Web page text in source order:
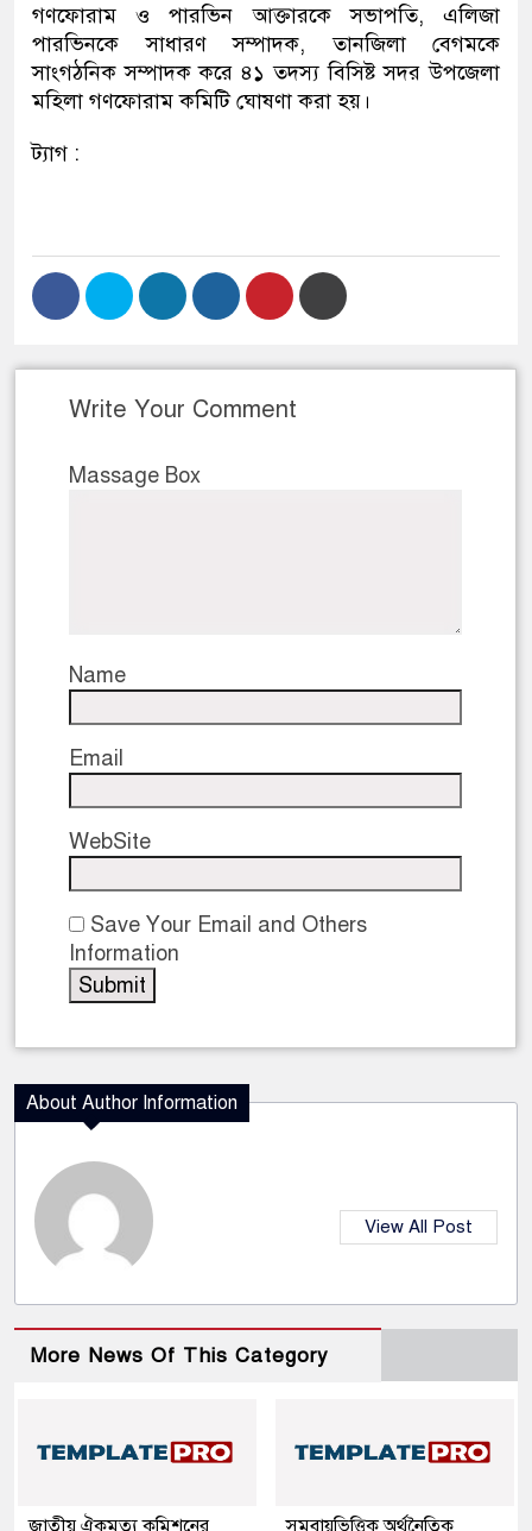
গণফোরাম ও পারভিন আক্তারকে সভাপতি, এলিজা
পারভিনকে সাধারণ সম্পাদক, তানজিলা বেগমকে
সাংগঠনিক সম্পাদক করে ৪১ তদস্য বিসিষ্ট সদর উপজেলা
মহিলা গণফোরাম কমিটি ঘোষণা করা হয়।
ট্যাগ :
Write Your Comment
Massage Box
Name
Email
WebSite
Save Your Email and Others
Information
About Author Information
View All Post
More News Of This Category
জাতীয় ঐকমত্য কমিশনের সমবায়ভিত্তিক অর্থনৈতিক